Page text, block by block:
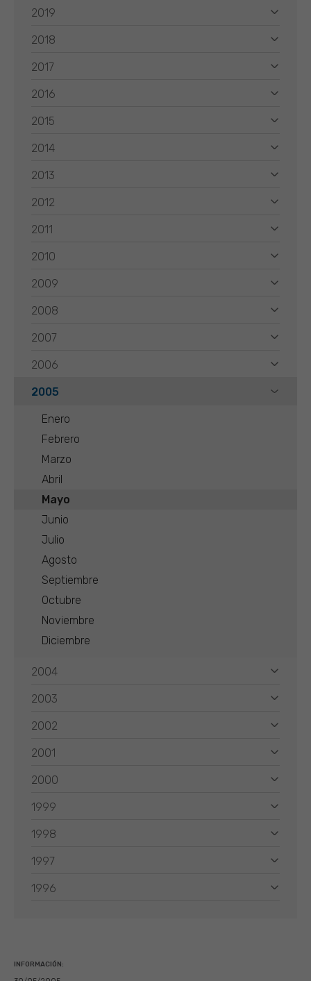
2019
2018
2017
2016
2015
2014
2013
2012
2011
2010
2009
2008
2007
2006
2005
Enero
Febrero
Marzo
Abril
Mayo
Junio
Julio
Agosto
Septiembre
Octubre
Noviembre
Diciembre
2004
2003
2002
2001
2000
1999
1998
1997
1996
INFORMACIÓN: